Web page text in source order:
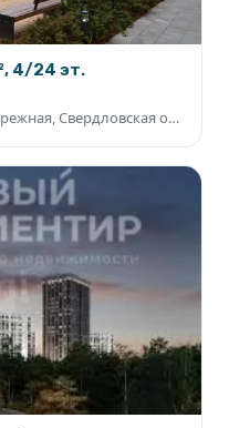
4/24 эт.
Екатеринбург, Уктусская набережная, Свердловская область